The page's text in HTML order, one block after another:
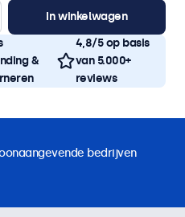
In winkelwagen
&
4,8/5 op basis
van 5.000+
reviews
bedrijven